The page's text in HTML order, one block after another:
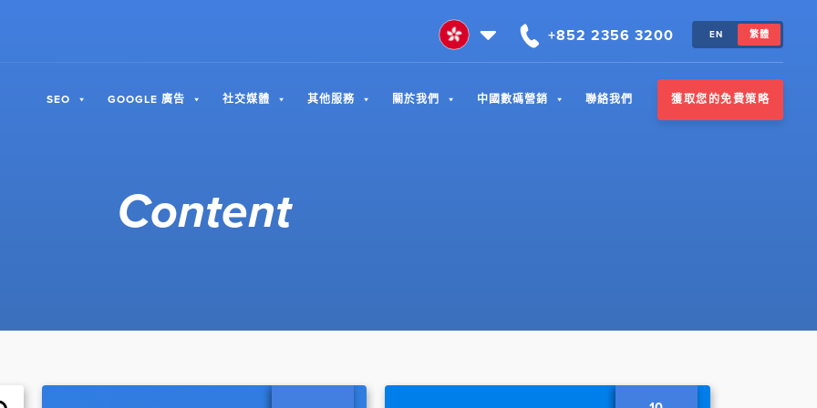
+852 2356 3200 EN 繁體
SEO GOOGLE 廣告 社交媒體 其他服務 關於我們 中國數碼營銷 聯絡我們 獲取您的免費策略
Content